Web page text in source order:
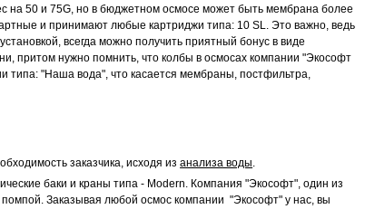
на 50 и 75G, но в бюджетном осмосе может быть мембрана более
и принимают любые картриджи типа: 10 SL. Это важно, ведь
всегда можно получить приятный бонус в виде
притом нужно помнить, что колбы в осмосах компании "Экософт
типа: "Наша вода", что касается мембраны, постфильтра,
заказчика, исходя из анализа воды.
баки и краны типа - Modern. Компания "Экософт", один из
Заказывая любой осмос компании "Экософт" у нас, вы